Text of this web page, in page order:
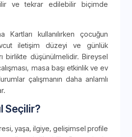
ve tekrar edilebilir biçimde
Kartları kullanılırken çocuğun
iletişim düzeyi ve günlük
birlikte düşünülmelidir. Bireysel
masa başı etkinlik ve ev
çalışmanın daha anlamlı
Seçilir?
yaşa, ilgiye, gelişimsel profile